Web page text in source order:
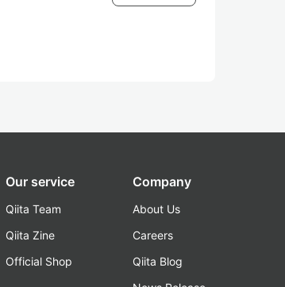
Our service
Qiita Team
Qiita Zine
Official Shop
Company
About Us
Careers
Qiita Blog